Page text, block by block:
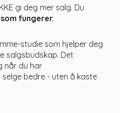
gi deg mer salg. Du
fungerer.
studie som hjelper deg
salgsbudskap. Det
når du har
bedre - uten å kaste